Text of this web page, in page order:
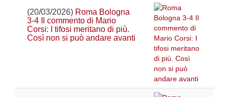
(20/03/2026) Roma Bologna
3-4 Il commento di Mario
Corsi: I tifosi meritano di più.
Così non si può andare avanti